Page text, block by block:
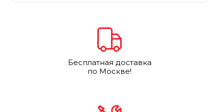
Бесплатная доставка
по Москве!